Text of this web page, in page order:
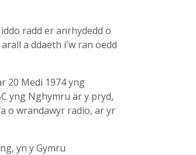
radd er anrhydedd o
a ddaeth i'w ran oedd
20 Medi 1974 yng
yng Nghymru ar y pryd,
o wrandawyr radio, ar yr
yn y Gymru